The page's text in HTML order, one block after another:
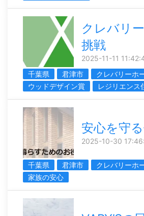
クレバリ
挑戦
2025-11-11
千葉県
君津市
クレバリーホ
ウッドデザイン賞
レジリエンス
安心を守
2025-10-30
千葉県 君津市 クレバリーホ
家族の安心